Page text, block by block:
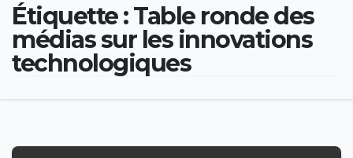
Étiquette :Table ronde des
médias sur les innovations
technologiques